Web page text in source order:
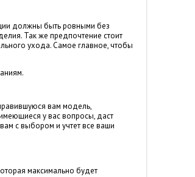
должны быть ровными без
Так же предпочтение стоит
ухода. Самое главное, чтобы
вам модель,
у вас вопросы, даст
с выбором и учтет все ваши
максимально будет